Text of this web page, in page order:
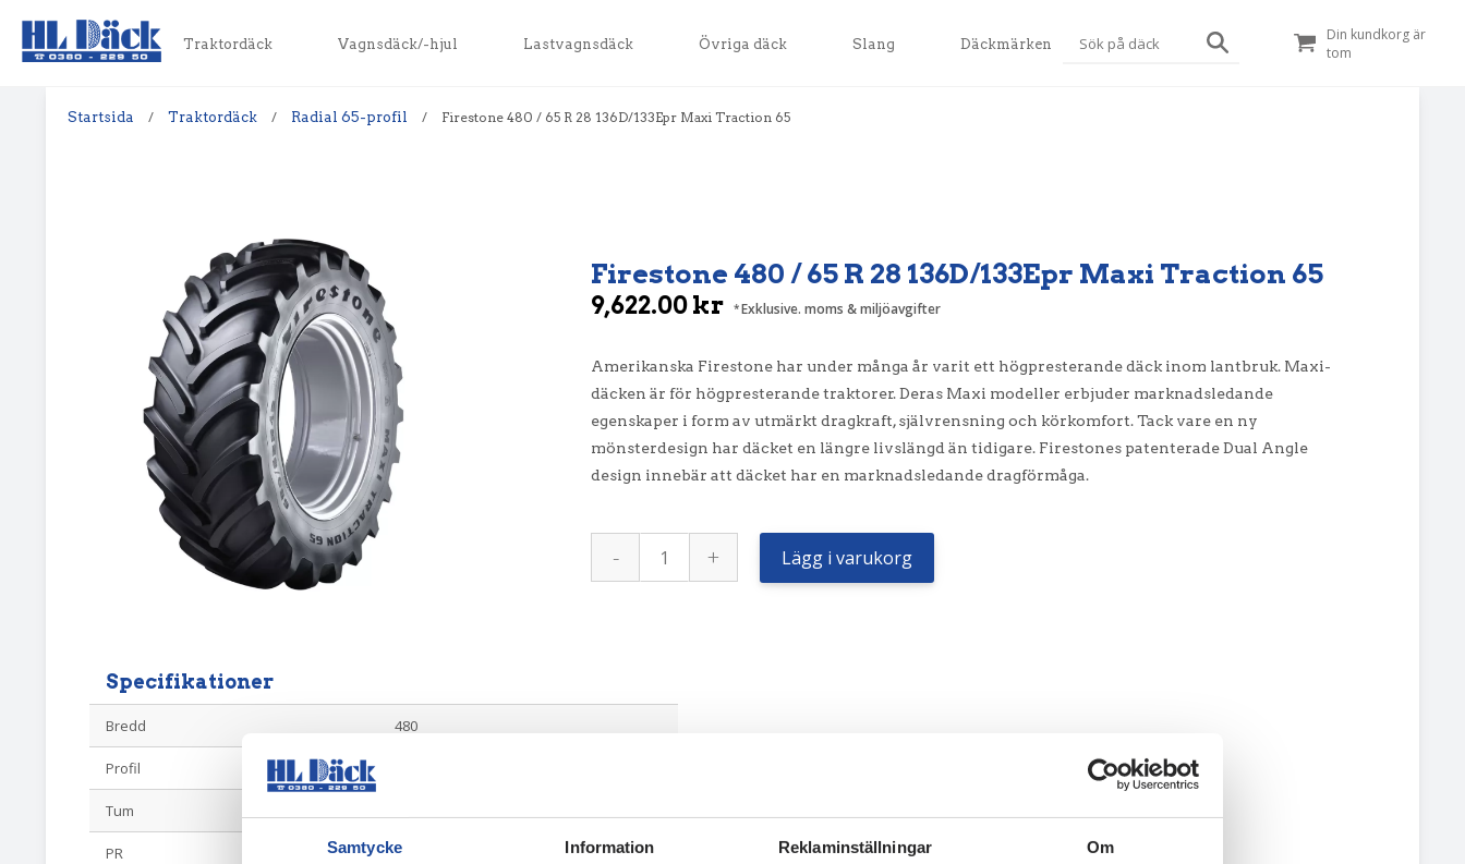
Samtycke Information Reklaminställningar Om
Traktordäck Vagnsdäck/-hjul Lastvagnsdäck Övriga däck Slang Däckmärken
Din kundkorg är
tom
Startsida / Traktordäck / Radial 65-profil / Firestone 480 / 65 R 28 136D/133Epr Maxi Traction 65
Firestone 480 / 65 R 28 136D/133Epr Maxi Traction 65
9,622.00kr Exklusive. moms & miljöavgifter
Amerikanska Firestone har under många år varit ett högpresterande däck inom lantbruk. Maxi-
däcken är för högpresterande traktorer. Deras Maxi modeller erbjuder marknadsledande
egenskaper i form av utmärkt dragkraft, självrensning och körkomfort. Tack vare en ny
mönsterdesign har däcket en längre livslängd än tidigare. Firestones patenterade Dual Angle
design innebär att däcket har en marknadsledande dragförmåga.
-
Firestone
65
+ Lägg i varukorg
Specifikationer
Bredd 480
Profil
Tum
PR 136D/133E